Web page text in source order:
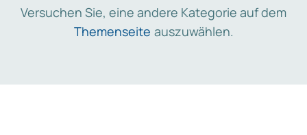
Versuchen Sie, eine andere Kategorie auf dem
Themenseite auszuwählen.